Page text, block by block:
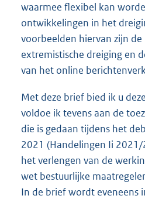
waarmee flexibel kan
ontwikkelingen in het
voorbeelden hiervan zijn
extremistische dreiging en
van het online
Met deze brief bied ik u
voldoe ik tevens aan de
die is gedaan tijdens het
2021 (Handelingen Ii 2021/
het verlengen van de
wet bestuurlijke
In de brief wordt eveneens